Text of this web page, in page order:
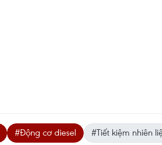
#Động cơ diesel #Tiết kiệm nhiên